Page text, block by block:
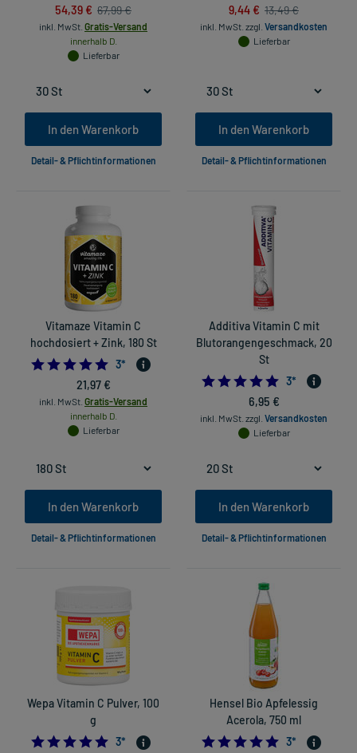
54,39 € 67,99 €
inkl. MwSt. Gratis-Versand
innerhalb D.
Lieferbar
In den Warenkorb
Detail- & Pflichtinformationen
9,44 € 13,49 €
inkl. MwSt. zzgl. Versandkosten
Lieferbar
In den Warenkorb
Detail- & Pflichtinformationen
Vitamaze Vitamin C
hochdosiert + Zink, 180 St
5.0
3*
21,97 €
inkl. MwSt. Gratis-Versand
innerhalb D.
Lieferbar
In den Warenkorb
Detail- & Pflichtinformationen
Additiva Vitamin C mit
Blutorangengeschmack, 20
St
5.0
3*
6,95 €
inkl. MwSt. zzgl. Versandkosten
Lieferbar
In den Warenkorb
Detail- & Pflichtinformationen
Wepa Vitamin C Pulver, 100
g
5.0
3*
Hensel Bio Apfelessig
Acerola, 750 ml
5.0
3*